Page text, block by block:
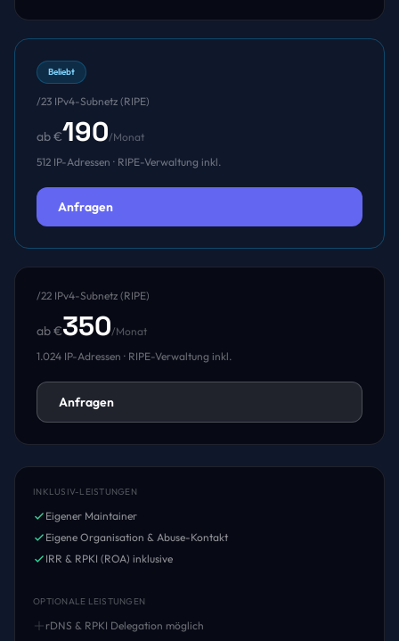
Beliebt
/23 IPv4-Subnetz (RIPE)
ab €190/Monat
512 IP-Adressen · RIPE-Verwaltung inkl.
Anfragen
/22 IPv4-Subnetz (RIPE)
ab €350/Monat
1.024 IP-Adressen · RIPE-Verwaltung inkl.
Anfragen
INKLUSIV-LEISTUNGEN
Eigener Maintainer
Eigene Organisation & Abuse-Kontakt
IRR & RPKI (ROA) inklusive
OPTIONALE LEISTUNGEN
rDNS & RPKI Delegation möglich